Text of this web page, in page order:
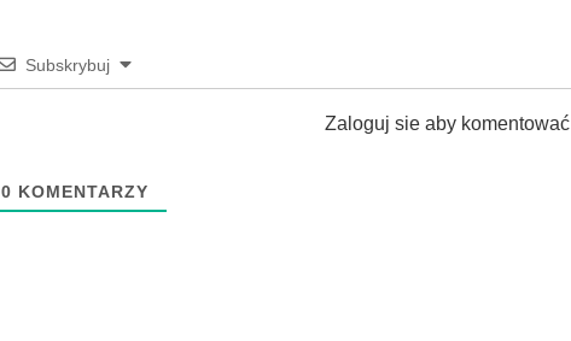
Subskrybuj
Zaloguj sie aby komentować
0 KOMENTARZY